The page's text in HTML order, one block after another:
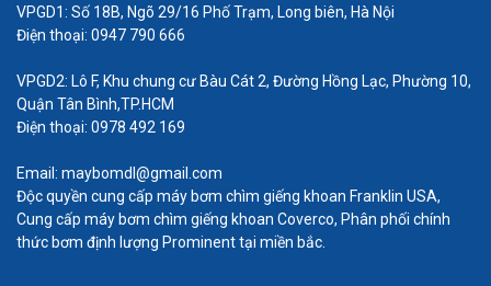
ăn khớp ở hai đầu trục vít, thân bơm hay còn gọi là
bơm.
VPGD1: Số 18B, Ngõ 29/16 Phố Trạm, Long biên, Hà Nội
Điện thoại: 0947 790 666
VPGD2: Lô F, Khu chung cư Bàu Cát 2, Đường Hồng Lạc, Phường 10,
Quận Tân Bình,TP.HCM
Điện thoại: 0978 492 169
Email: maybomdl@gmail.com
Độc quyền cung cấp máy bơm chìm giếng khoan Franklin USA,
Cung cấp máy bơm chìm giếng khoan Coverco, Phân phối chính
thức bơm định lượng Prominent tại miền bắc.